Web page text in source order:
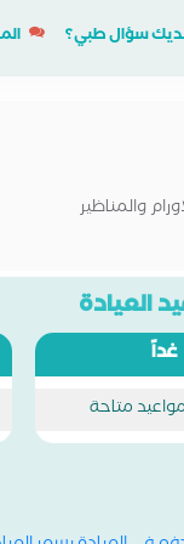
سؤال طبي؟
والمناظير
العيادة
غداً
متاحة